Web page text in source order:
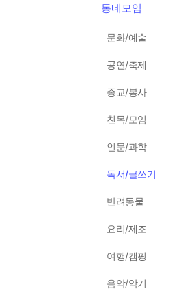
동네모임
문화/예술
공연/축제
종교/봉사
친목/모임
인문/과학
독서/글쓰기
반려동물
요리/제조
여행/캠핑
음악/악기